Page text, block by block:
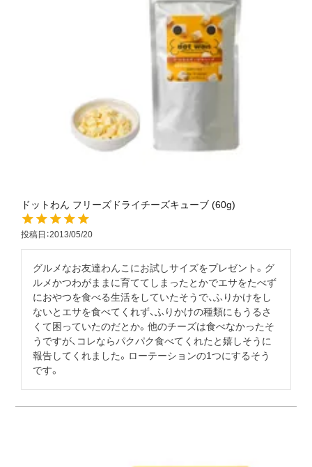
ドットわん フリーズドライチーズキューブ (60g)
投稿日 2013/05/20
グルメなお友達わんこにお試しサイズをプレゼント。グ
ルメかつわがままに育ててしまったとかでエサをたべず
におやつを食べる生活をしていたそうで、ふりかけをし
ないとエサを食べてくれず、ふりかけの種類にもうるさ
くて困っていたのだとか。他のチーズは食べなかったそ
うですが、コレならパクパク食べてくれたと嬉しそうに
報告してくれました。ローテーションの1つにするそう
です。